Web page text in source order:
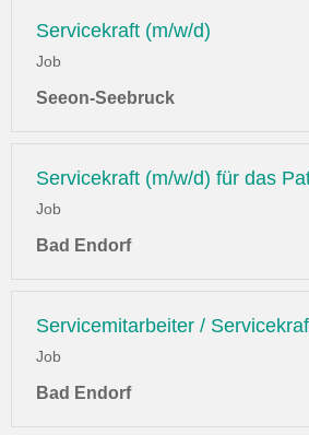
Servicekraft (m/w/d)
Job
Seeon-Seebruck
Servicekraft (m/w/d) für das
Job
Bad Endorf
Servicemitarbeiter /
Job
Bad Endorf